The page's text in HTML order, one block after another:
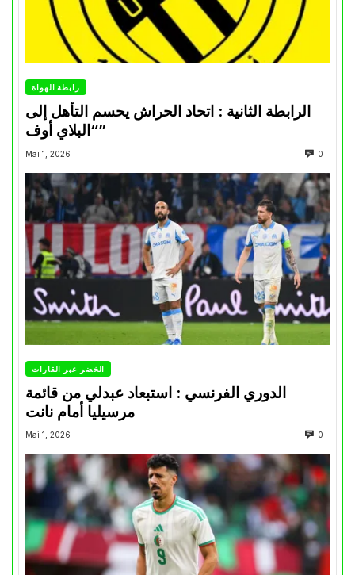
رابطة الهواة
الرابطة الثانية : اتحاد الحراش يحسم التأهل إلى
“البلاي أوف”
Mai 1, 2026 0
الخضر عبر القارات
الدوري الفرنسي : استبعاد عبدلي من قائمة
مرسيليا أمام نانت
Mai 1, 2026 0